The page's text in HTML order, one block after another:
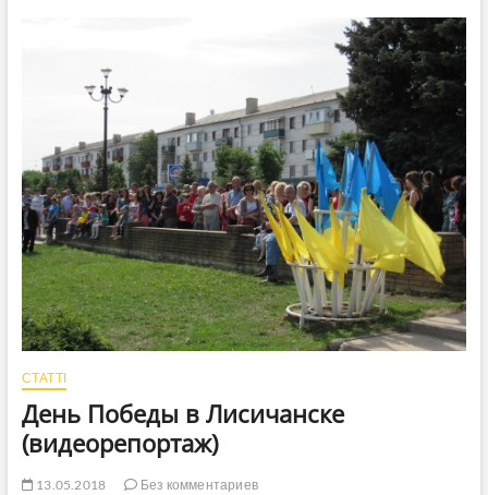
чувствах
и
Дне
Победы
СТАТТІ
День Победы в Лисичанске
(видеорепортаж)
13.05.2018
Без комментариев